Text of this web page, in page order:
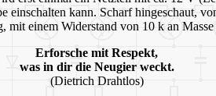
kann. Scharf hingeschaut,
einem Widerstand von 10 k an
Erforsche mit Respekt,
was in dir die Neugier weckt.
(Dietrich Drahtlos)